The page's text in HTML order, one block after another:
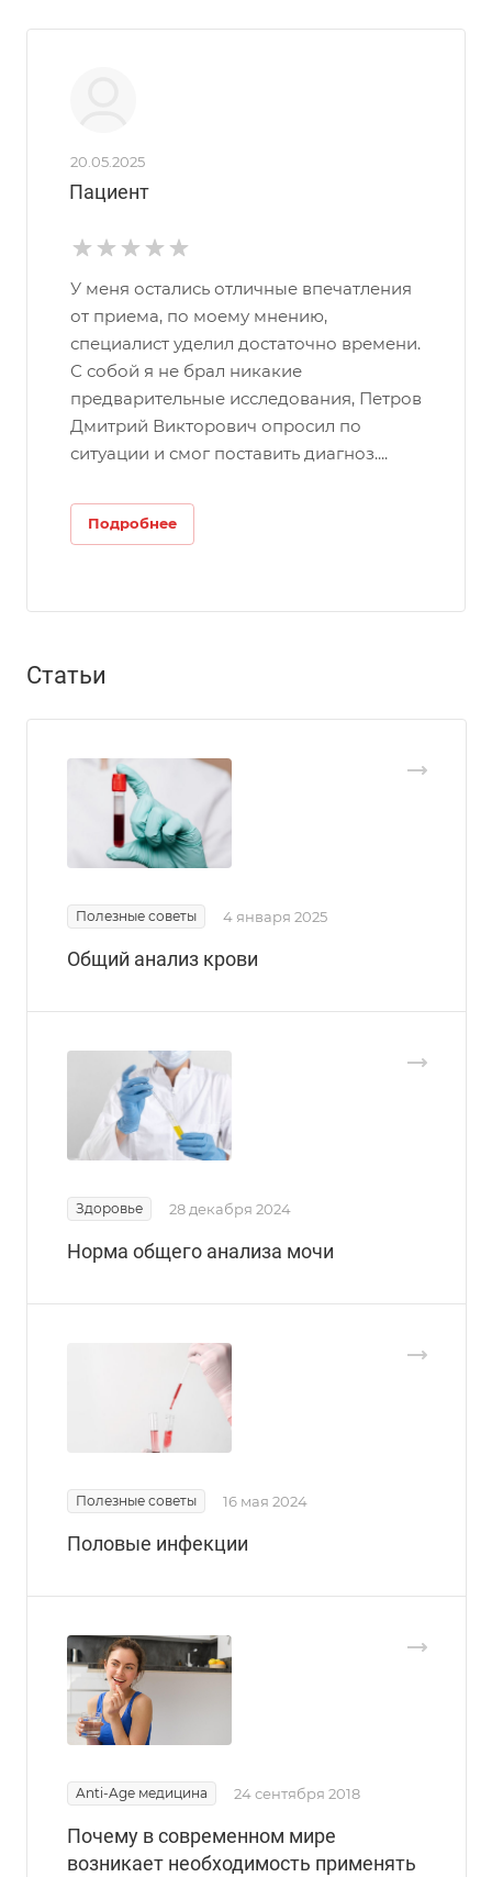
20.05.2025
Пациент
У меня остались отличные впечатления
от приема, по моему мнению,
специалист уделил достаточно времени.
С собой я не брал никакие
предварительные исследования, Петров
Дмитрий Викторович опросил по
ситуации и смог поставить диагноз....
Подробнее
Статьи
Полезные советы 4 января 2025
Общий анализ крови
Здоровье 28 декабря 2024
Норма общего анализа мочи
Полезные советы 16 мая 2024
Половые инфекции
Anti-Age медицина 24 сентября 2018
Почему в современном мире
возникает необходимость применять